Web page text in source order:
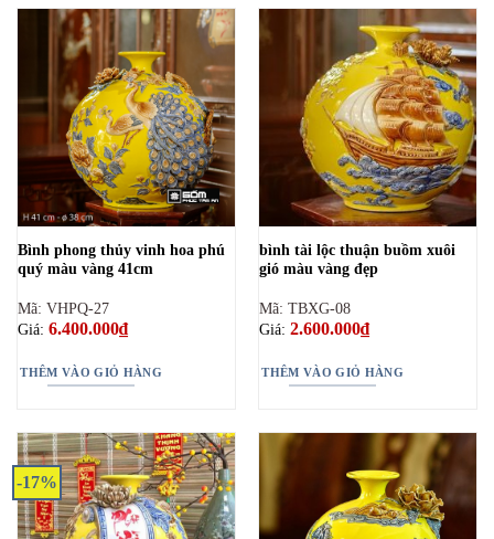
Bình phong thủy vinh hoa phú
quý màu vàng 41cm
Mã: VHPQ-27
Giá: 6.400.000₫
THÊM VÀO GIỎ HÀNG
bình tài lộc thuận buồm xuôi
gió màu vàng đẹp
Mã: TBXG-08
Giá: 2.600.000₫
THÊM VÀO GIỎ HÀNG
-17%